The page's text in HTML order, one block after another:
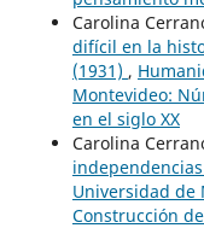
Carolina
difícil en la
(1931) ,
Montevideo:
en el siglo XX
Carolina
independencias
Universidad de
Construcción